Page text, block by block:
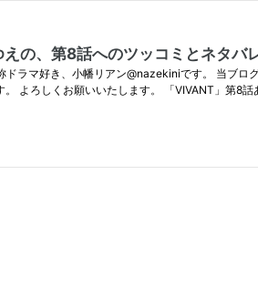
の、第8話へのツッコミとネタバ
ラマ好き、小幡リアン@nazekiniです。 当ブ
よろしくお願いいたします。 「VIVANT」第8